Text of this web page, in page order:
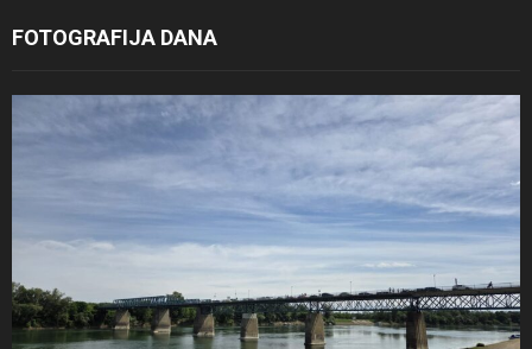
FOTOGRAFIJA DANA